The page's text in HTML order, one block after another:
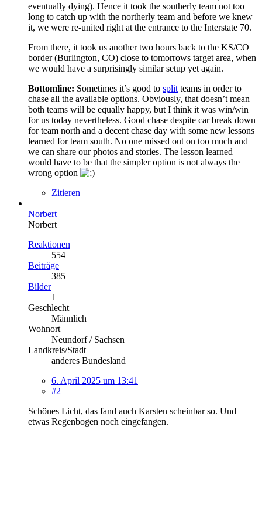
eventually dying). Hence it took the southerly team not too
long to catch up with the northerly team and before we knew
it, we were re-united right at the entrance to the Interstate 70.
From there, it took us another two hours back to the KS/CO
border (Burlington, CO) close to tomorrows target area, when
we would have a surprisingly similar setup yet again.
Bottomline: Sometimes it’s good to split teams in order to
chase all the available options. Obviously, that doesn’t mean
both teams will be equally happy, but I think it was win/win
for us today nevertheless. Good chase despite car break down
for team north and a decent chase day with some new lessons
learned for team south. No one missed out on too much and
we can share our photos and stories. The lesson learned
would have to be that the simpler option is not always the
wrong option
Zitieren
Norbert
Norbert
Reaktionen
554
Beiträge
385
Bilder
1
Geschlecht
Männlich
Wohnort
Neundorf / Sachsen
Landkreis/Stadt
anderes Bundesland
6. April 2025 um 13:41
#2
Schönes Licht, das fand auch Karsten scheinbar so. Und
etwas Regenbogen noch eingefangen.